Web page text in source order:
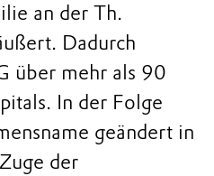
an der Th.
Dadurch
über mehr als 90
In der Folge
geändert in
der